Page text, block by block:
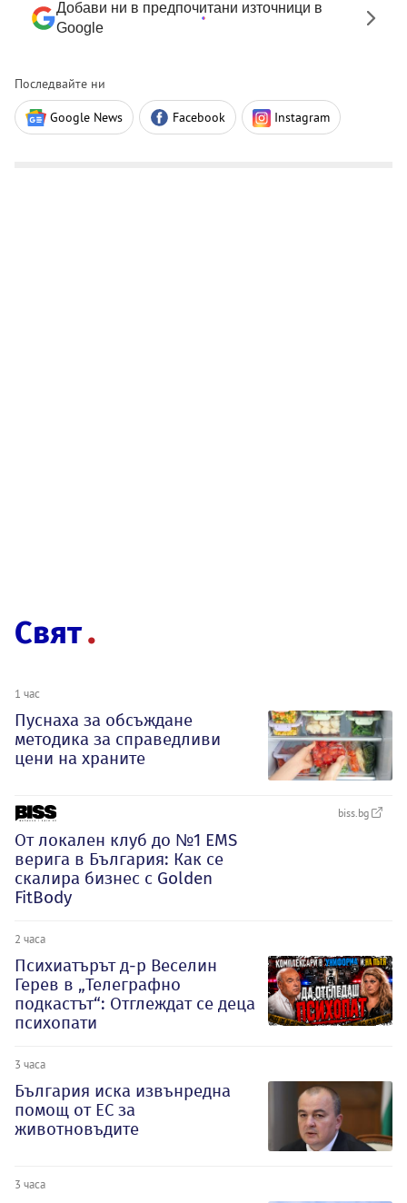
Добави ни в предпочитани източници в
Google
Последвайте ни
Google News Facebook Instagram
Свят
1 час
Пуснаха за обсъждане
методика за справедливи
цени на храните
biss.bg
От локален клуб до №1 EMS
верига в България: Как се
скалира бизнес с Golden
FitBody
2 часа
Психиатърът д-р Веселин
Герев в „Телеграфно
подкастът“: Отглеждат се деца
психопати
3 часа
България иска извънредна
помощ от ЕС за
животновъдите
3 часа